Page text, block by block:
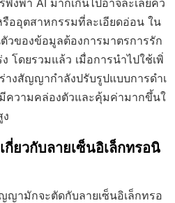
ออุตสาหกรรมที่ละเอียดอ่อน ใน
ของข้อมูลต้องการมาตรการรัก
โดยรวมแล้ว เมื่อการนำไปใช้เพิ่
งสัญญากำลังปรับรูปแบบการดำเ
ความคล่องตัวและคุ้มค่ามากขึ้นใ
ยวกับลายเซ็นอิเล็กทรอนิ
ญามักจะตัดกับลายเซ็นอิเล็กทรอ